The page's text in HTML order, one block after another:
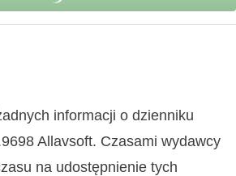
informacji o dzienniku
Allavsoft. Czasami wydawcy
na udostępnienie tych